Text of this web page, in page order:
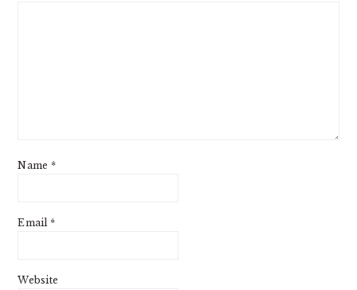
Name *
Email *
Website